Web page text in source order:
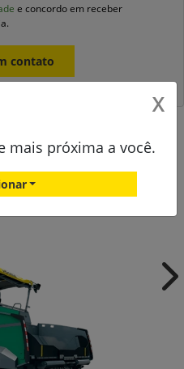
e concordo em receber
contato
Standard
X
mais próxima a você.